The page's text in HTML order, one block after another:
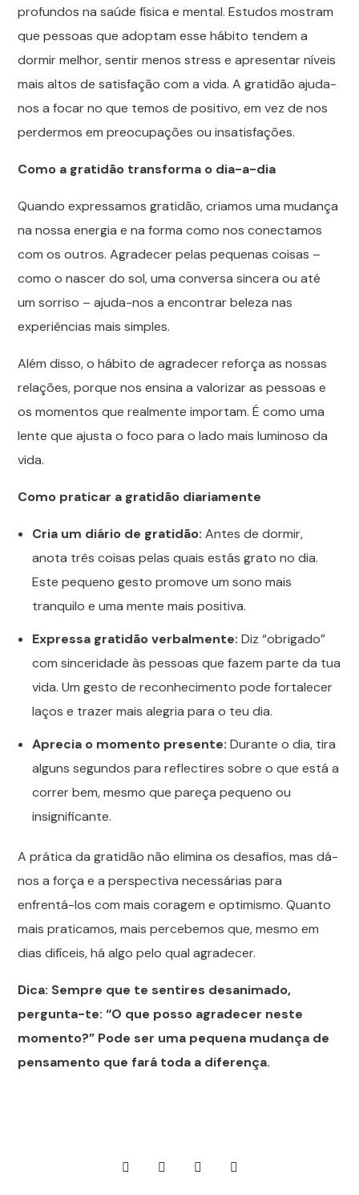
profundos na saúde física e mental. Estudos mostram
que pessoas que adoptam esse hábito tendem a
dormir melhor, sentir menos stress e apresentar níveis
mais altos de satisfação com a vida. A gratidão ajuda-
nos a focar no que temos de positivo, em vez de nos
perdermos em preocupações ou insatisfações.
Como a gratidão transforma o dia-a-dia
Quando expressamos gratidão, criamos uma mudança
na nossa energia e na forma como nos conectamos
com os outros. Agradecer pelas pequenas coisas –
como o nascer do sol, uma conversa sincera ou até
um sorriso – ajuda-nos a encontrar beleza nas
experiências mais simples.
Além disso, o hábito de agradecer reforça as nossas
relações, porque nos ensina a valorizar as pessoas e
os momentos que realmente importam. É como uma
lente que ajusta o foco para o lado mais luminoso da
vida.
Como praticar a gratidão diariamente
Cria um diário de gratidão: Antes de dormir,
anota três coisas pelas quais estás grato no dia.
Este pequeno gesto promove um sono mais
tranquilo e uma mente mais positiva.
Expressa gratidão verbalmente: Diz “obrigado”
com sinceridade às pessoas que fazem parte da tua
vida. Um gesto de reconhecimento pode fortalecer
laços e trazer mais alegria para o teu dia.
Aprecia o momento presente: Durante o dia, tira
alguns segundos para reflectires sobre o que está a
correr bem, mesmo que pareça pequeno ou
insignificante.
A prática da gratidão não elimina os desafios, mas dá-
nos a força e a perspectiva necessárias para
enfrentá-los com mais coragem e optimismo. Quanto
mais praticamos, mais percebemos que, mesmo em
dias difíceis, há algo pelo qual agradecer.
Dica: Sempre que te sentires desanimado,
pergunta-te: “O que posso agradecer neste
momento?” Pode ser uma pequena mudança de
pensamento que fará toda a diferença.